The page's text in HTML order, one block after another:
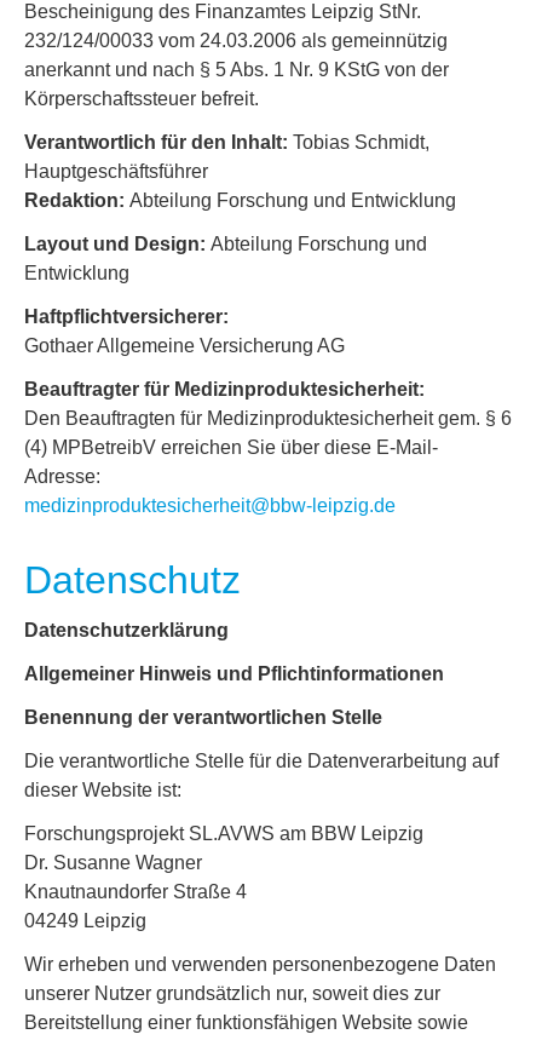
Bescheinigung des Finanzamtes Leipzig StNr.
232/124/00033 vom 24.03.2006 als gemeinnützig
anerkannt und nach § 5 Abs. 1 Nr. 9 KStG von der
Körperschaftssteuer befreit.
Verantwortlich für den Inhalt: Tobias Schmidt,
Hauptgeschäftsführer
Redaktion: Abteilung Forschung und Entwicklung
Layout und Design: Abteilung Forschung und
Entwicklung
Haftpflichtversicherer:
Gothaer Allgemeine Versicherung AG
Beauftragter für Medizinproduktesicherheit:
Den Beauftragten für Medizinproduktesicherheit gem. § 6
(4) MPBetreibV erreichen Sie über diese E-Mail-
Adresse:
medizinproduktesicherheit@bbw-leipzig.de
Datenschutz
Datenschutzerklärung
Allgemeiner Hinweis und Pflichtinformationen
Benennung der verantwortlichen Stelle
Die verantwortliche Stelle für die Datenverarbeitung auf
dieser Website ist:
Forschungsprojekt SL.AVWS am BBW Leipzig
Dr. Susanne Wagner
Knautnaundorfer Straße 4
04249 Leipzig
Wir erheben und verwenden personenbezogene Daten
unserer Nutzer grundsätzlich nur, soweit dies zur
Bereitstellung einer funktionsfähigen Website sowie